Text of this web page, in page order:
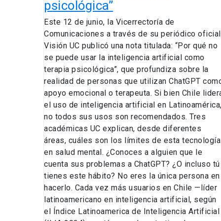
psicológica”
Este 12 de junio, la Vicerrectoría de
Comunicaciones a través de su periódico oficial
Visión UC publicó una nota titulada: “Por qué no
se puede usar la inteligencia artificial como
terapia psicológica”, que profundiza sobre la
realidad de personas que utilizan ChatGPT
apoyo emocional o terapeuta. Si bien Chile
el uso de inteligencia artificial en Latinoamérica,
no todos sus usos son recomendados. Tres
académicas UC explican, desde diferentes
áreas, cuáles son los límites de esta tecnología
en salud mental. ¿Conoces a alguien que le
cuenta sus problemas a ChatGPT? ¿O incluso tú
tienes este hábito? No eres la única persona en
hacerlo. Cada vez más usuarios en Chile —líder
latinoamericano en inteligencia artificial, según
el Índice Latinoamerica de Inteligencia Artificial
inteligencia
artificial
como
terapia
psicológica”